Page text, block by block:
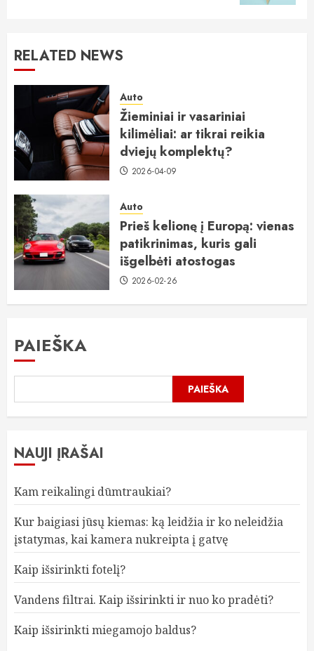
RELATED NEWS
Auto
Žieminiai ir vasariniai
kilimėliai: ar tikrai reikia
dviejų komplektų?
2026-04-09
Auto
Prieš kelionę į Europą: vienas
patikrinimas, kuris gali
išgelbėti atostogas
2026-02-26
PAIEŠKA
PAIEŠKA
NAUJI ĮRAŠAI
Kam reikalingi dūmtraukiai?
Kur baigiasi jūsų kiemas: ką leidžia ir ko neleidžia
įstatymas, kai kamera nukreipta į gatvę
Kaip išsirinkti fotelį?
Vandens filtrai. Kaip išsirinkti ir nuo ko pradėti?
Kaip išsirinkti miegamojo baldus?